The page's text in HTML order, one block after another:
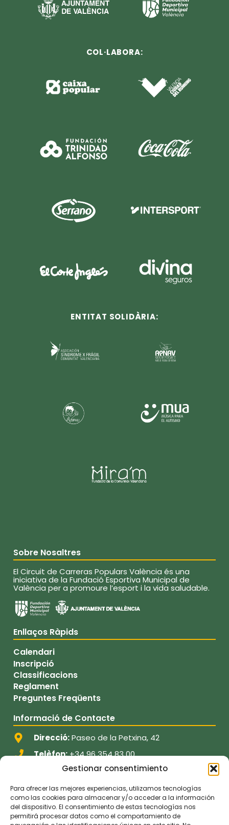
Gestionar consentimiento
Para ofrecer las mejores experiencias, utilizamos tecnologías
como las cookies para almacenar y/o acceder a la información
del dispositivo. El consentimiento de estas tecnologías nos
permitirá procesar datos como el comportamiento de
COL·LABORA:
ENTITAT SOLIDÀRIA:
Sobre Nosaltres
El Circuit de Carreras Populars València és una
iniciativa de la Fundació Esportiva Municipal de
València per a promoure l’esport i la vida saludable.
Enllaços Ràpids
Calendari
Inscripció
Classificacions
Reglament
Preguntes Freqüents
Informació de Contacte
Direcció:Paseo de la Petxina, 42
Telèfon:+34 96 354 83 00
informacion@fdmvalencia.es
Segueix-nos